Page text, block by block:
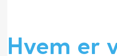
Hvem er